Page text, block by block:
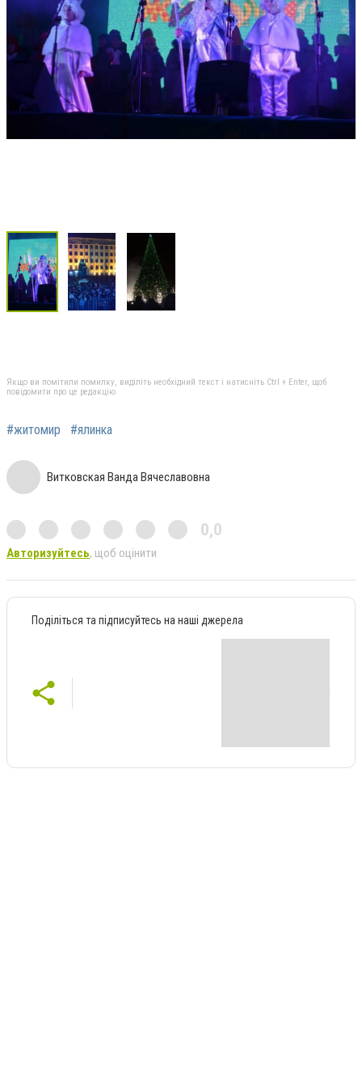
Якщо ви помітили помилку, виділіть необхідний текст і натисніть Ctrl + Enter, щоб
повідомити про це редакцію
#житомир #ялинка
Витковская Ванда Вячеславовна
0,0
Авторизуйтесь, щоб оцінити
Поділіться та підписуйтесь на наші джерела